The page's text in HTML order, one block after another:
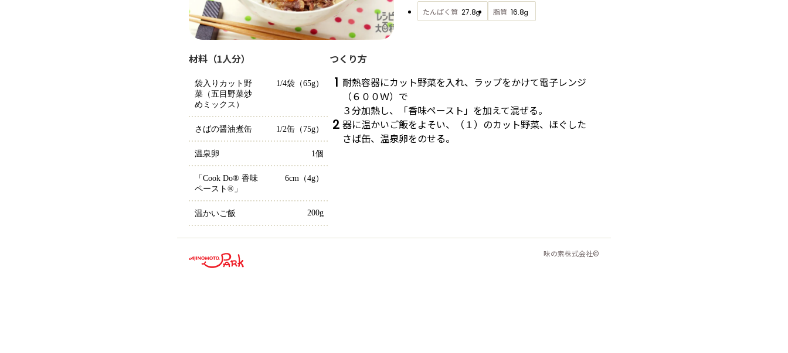
たんぱく質 27.8g 脂質 16.8g
材料（1人分）
袋入りカット野
菜（五目野菜炒
めミックス）
1/4袋（65g）
さばの醤油煮缶 1/2缶（75g）
温泉卵 1個
「Cook Do® 香味
ペースト®」
6cm（4g）
温かいご飯 200g
つくり方
1 耐熱容器にカット野菜を入れ、ラップをかけて電子レンジ
（６００Ｗ）で
３分加熱し、「香味ペースト」を加えて混ぜる。
2 器に温かいご飯をよそい、（１）のカット野菜、ほぐした
さば缶、温泉卵をのせる。
味の素株式会社©